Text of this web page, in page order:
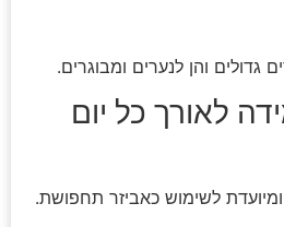
גדולים והן לנערים ומבוגרים.
לאורך כל יום
לשימוש כאביזר תחפושת.